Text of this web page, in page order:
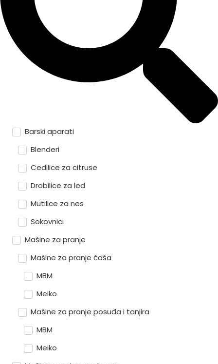
Barski aparati
Blenderi
Cedilice za citruse
Drobilice za led
Mutilice za nes
Sokovnici
Mašine za pranje
Mašine za pranje čaša
MBM
Meiko
Mašine za pranje posuđa i tanjira
MBM
Meiko